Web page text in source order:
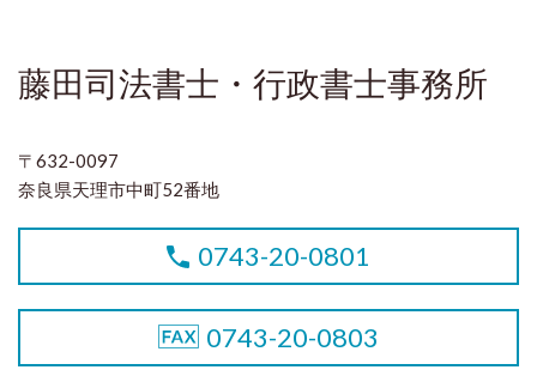
藤田司法書士・行政書士事務所
〒632-0097
奈良県天理市中町52番地
0743-20-0801
0743-20-0803